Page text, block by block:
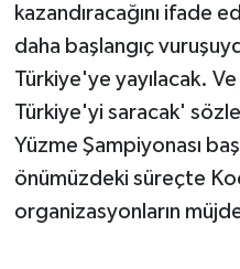
kazandıracağını ifade
daha başlangıç
Türkiye'ye yayılacak.
Türkiye'yi saracak'
Yüzme Şampiyonası
önümüzdeki süreçte
organizasyonların